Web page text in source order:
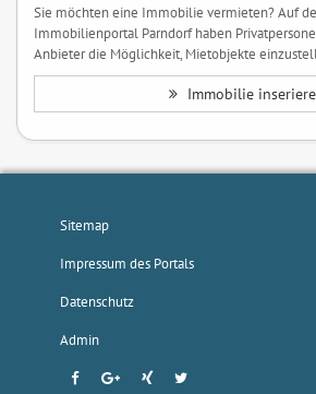
Sie möchten eine Immobilie vermieten? Auf
Immobilienportal Parndorf haben
Anbieter die Möglichkeit, Mietobjekte
Immobilie
Sitemap
Impressum des Portals
Datenschutz
Admin